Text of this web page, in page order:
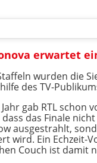
erwartet
wurden die
des TV-
gab RTL schon
das Finale
ausgestrahlt,
wird. Ein Echzeit-
Couch ist damit